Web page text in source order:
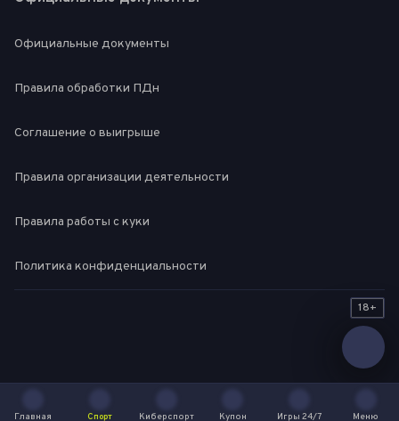
Официальные документы
Правила обработки ПДн
Соглашение о выигрыше
Правила организации деятельности
Правила работы с куки
Политика конфиденциальности
18+
Главная Спорт Киберспорт Купон Игры 24/7 Меню